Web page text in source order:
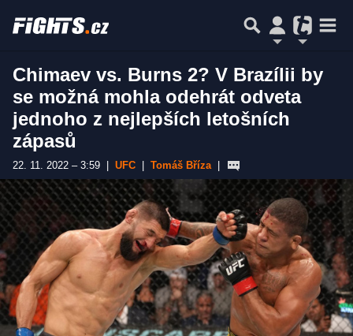
Chimaev vs. Burns 2? V Brazílii by
se možná mohla odehrát odveta
jednoho z nejlepších letošních
zápasů
22. 11. 2022 – 3:59 UFC Tomáš Bříza